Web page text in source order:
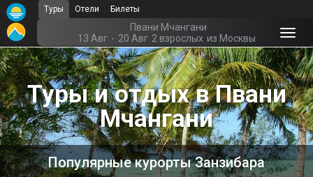
Туры Отели Билеты
Пвани Мчангани
13 Авг - 20 Авг 2 взрослых из Москвы
Туры и отдых в Пвани
Мчангани
Популярные курорты Занзибара
Главная
Занзибар- Курорты
Офис г. Москва
Помощь
Подборки отелей
Турция